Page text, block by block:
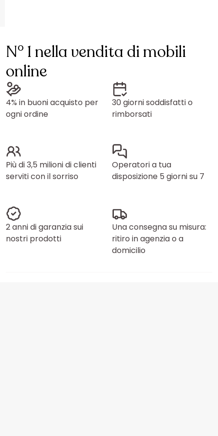
N° 1 nella vendita di mobili
online
4% in buoni acquisto per
ogni ordine
30 giorni soddisfatti o
rimborsati
Più di 3,5 milioni di clienti
serviti con il sorriso
Operatori a tua
disposizione 5 giorni su 7
2 anni di garanzia sui
nostri prodotti
Una consegna su misura:
ritiro in agenzia o a
domicilio